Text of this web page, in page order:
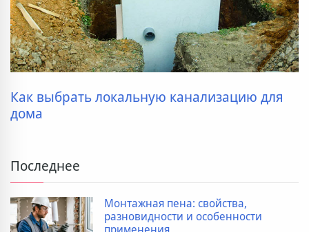
Как выбрать локальную канализацию для
дома
Последнее
Монтажная пена: свойства,
разновидности и особенности